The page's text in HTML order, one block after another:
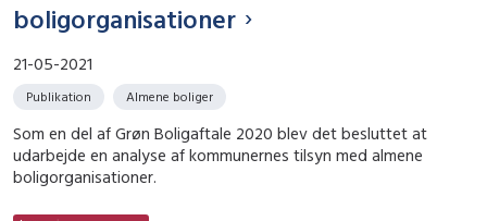
boligorganisationer
21-05-2021
Publikation Almene boliger
Som en del af Grøn Boligaftale 2020 blev det besluttet at
udarbejde en analyse af kommunernes tilsyn med almene
boligorganisationer.